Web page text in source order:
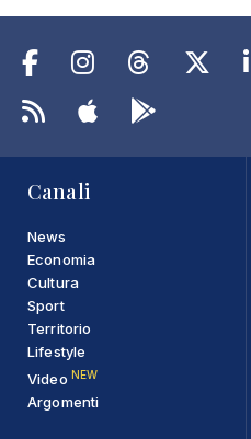
Canali
News
Economia
Cultura
Sport
Territorio
Lifestyle
Video NEW
Argomenti